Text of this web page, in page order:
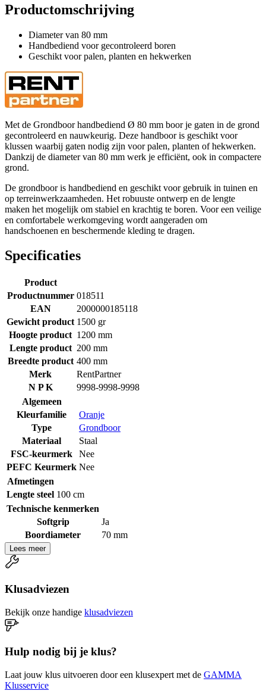
Productomschrijving
Diameter van 80 mm
Handbediend voor gecontroleerd boren
Geschikt voor palen, planten en hekwerken
Met de Grondboor handbediend Ø 80 mm boor je gaten in de grond
gecontroleerd en nauwkeurig. Deze handboor is geschikt voor
klussen waarbij gaten nodig zijn voor palen, planten of hekwerken.
Dankzij de diameter van 80 mm werk je efficiënt, ook in compactere
grond.
De grondboor is handbediend en geschikt voor gebruik in tuinen en
op terreinwerkzaamheden. Het robuuste ontwerp en de lengte
maken het mogelijk om stabiel en krachtig te boren. Voor een veilige
en comfortabele werkomgeving wordt aangeraden om
handschoenen en beschermende kleding te dragen.
Specificaties
Product
Productnummer 018511
EAN
2000000185118
Gewicht product 1500 gr
Hoogte product 1200 mm
Lengte product 200 mm
Breedte product 400 mm
Merk
RentPartner
N P K
9998-9998-9998
Algemeen
Kleurfamilie
Oranje
Type
Grondboor
Materiaal
Staal
FSC-keurmerk
Nee
PEFC Keurmerk Nee
Afmetingen
Lengte steel 100 cm
Technische kenmerken
Softgrip
Ja
Boordiameter
70 mm
Lees meer
Klusadviezen
Bekijk onze handige klusadviezen
Hulp nodig bij je klus?
Laat jouw klus uitvoeren door een klusexpert met de GAMMA
Klusservice